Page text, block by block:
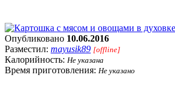
Опубликовано 10.06.2016
Разместил: mayusik89 [offline]
Калорийность: Не указана
Время приготовления: Не указано